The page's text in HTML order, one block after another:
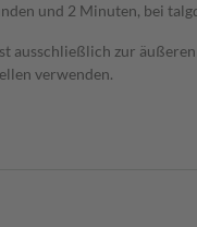
und 2 Minuten, bei
zur
verwenden.